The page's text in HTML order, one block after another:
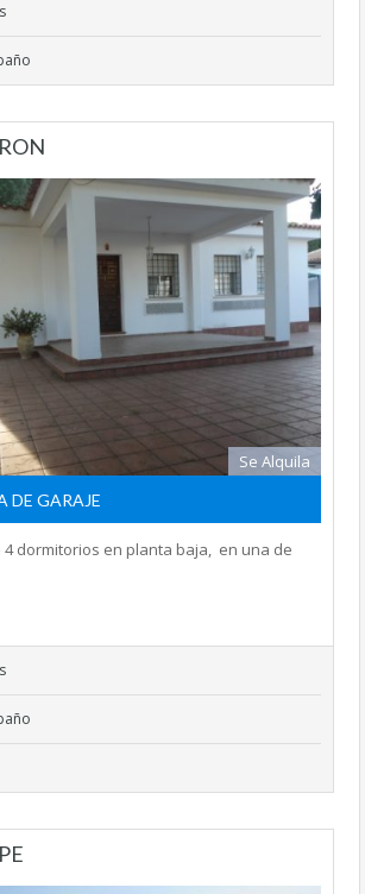
Se Alquila
DE GARAJE
4 dormitorios en planta baja, en una de